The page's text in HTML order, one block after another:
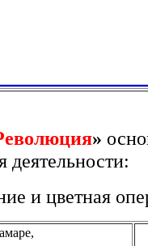
»
деятельности:
и цветная